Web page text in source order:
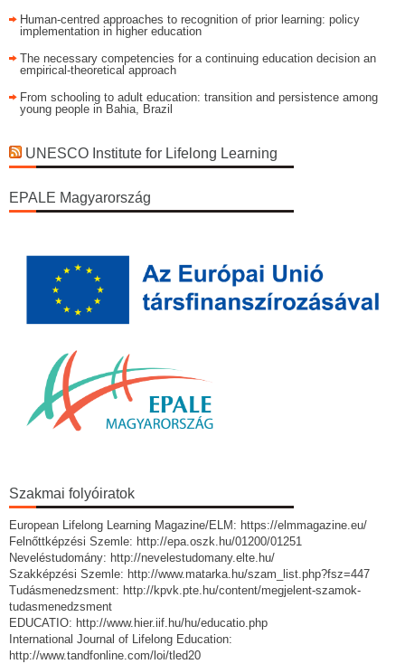
Human-centred approaches to recognition of prior learning: policy
implementation in higher education
The necessary competencies for a continuing education decision an
empirical-theoretical approach
From schooling to adult education: transition and persistence among
young people in Bahia, Brazil
UNESCO Institute for Lifelong Learning
EPALE Magyarország
Szakmai folyóiratok
European Lifelong Learning Magazine/ELM: https://elmmagazine.eu/
Felnőttképzési Szemle: http://epa.oszk.hu/01200/01251
Neveléstudomány: http://nevelestudomany.elte.hu/
Szakképzési Szemle: http://www.matarka.hu/szam_list.php?fsz=447
Tudásmenedzsment: http://kpvk.pte.hu/content/megjelent-szamok-
tudasmenedzsment
EDUCATIO: http://www.hier.iif.hu/hu/educatio.php
International Journal of Lifelong Education:
http://www.tandfonline.com/loi/tled20